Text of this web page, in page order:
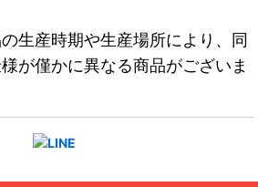
生産時期や生産場所により、同
が僅かに異なる商品がございま